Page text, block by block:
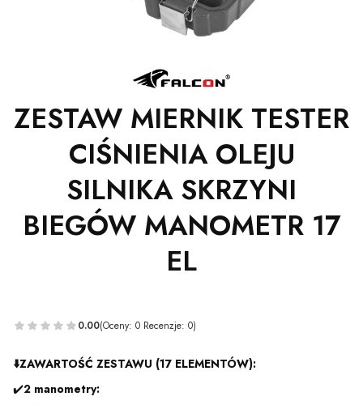
ZESTAW MIERNIK TESTER
CIŚNIENIA OLEJU
SILNIKA SKRZYNI
BIEGÓW MANOMETR 17
EL
0.00(Oceny: 0 Recenzje: 0)
⬇️ZAWARTOŚĆ ZESTAWU (17 ELEMENTÓW):
✔️2 manometry: